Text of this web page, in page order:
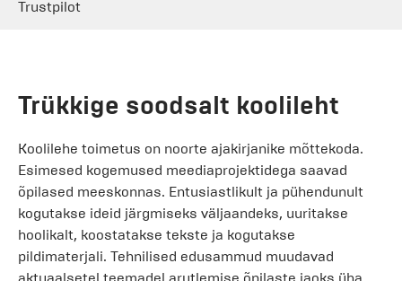
Trustpilot
Trükkige soodsalt koolileht
Koolilehe toimetus on noorte ajakirjanike mõttekoda.
Esimesed kogemused meediaprojektidega saavad
õpilased meeskonnas. Entusiastlikult ja pühendunult
kogutakse ideid järgmiseks väljaandeks, uuritakse
hoolikalt, koostatakse tekste ja kogutakse
pildimaterjali. Tehnilised edusammud muudavad